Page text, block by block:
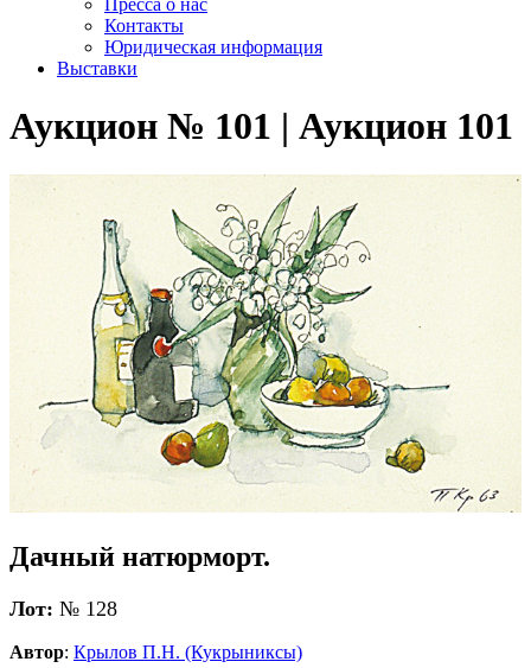
Пресса о нас
Контакты
Юридическая информация
Выставки
Аукцион № 101 | Аукцион 101
Дачный натюрморт.
Лот: № 128
Автор: Крылов П.Н. (Кукрыниксы)